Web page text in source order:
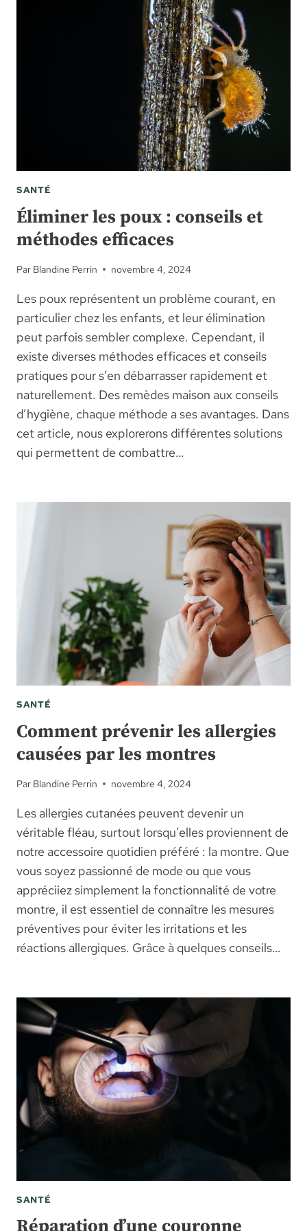
SANTÉ
Éliminer les poux : conseils et
méthodes efficaces
Par Blandine Perrin novembre 4, 2024
Les poux représentent un problème courant, en
particulier chez les enfants, et leur élimination
peut parfois sembler complexe. Cependant, il
existe diverses méthodes efficaces et conseils
pratiques pour s’en débarrasser rapidement et
naturellement. Des remèdes maison aux conseils
d’hygiène, chaque méthode a ses avantages. Dans
cet article, nous explorerons différentes solutions
qui permettent de combattre…
SANTÉ
Comment prévenir les allergies
causées par les montres
Par Blandine Perrin novembre 4, 2024
Les allergies cutanées peuvent devenir un
véritable fléau, surtout lorsqu’elles proviennent de
notre accessoire quotidien préféré : la montre. Que
vous soyez passionné de mode ou que vous
appréciiez simplement la fonctionnalité de votre
montre, il est essentiel de connaître les mesures
préventives pour éviter les irritations et les
réactions allergiques. Grâce à quelques conseils…
SANTÉ